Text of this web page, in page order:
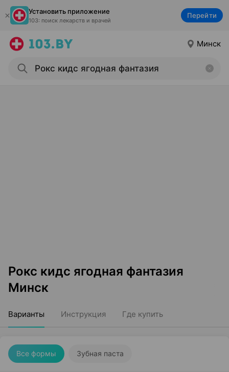
Установить приложение
103: поиск лекарств и врачей
Перейти
Минск
Рокс кидс ягодная фантазия
Минск
Варианты Инструкция Где купить
Все формы Зубная паста